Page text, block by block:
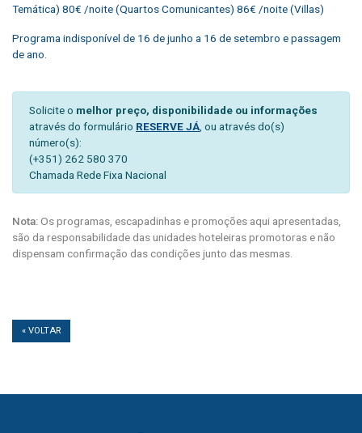
Temática) 80€ /noite (Quartos Comunicantes) 86€ /noite (Villas)
Programa indisponível de 16 de junho a 16 de setembro e passagem
de ano.
Solicite o melhor preço, disponibilidade ou informações
através do formulário RESERVE JÁ , ou através do(s)
número(s):
(+351) 262 580 370
Chamada Rede Fixa Nacional
Nota:Os programas, escapadinhas e promoções aqui apresentadas,
são da responsabilidade das unidades hoteleiras promotoras e não
dispensam confirmação das condições junto das mesmas.
« VOLTAR